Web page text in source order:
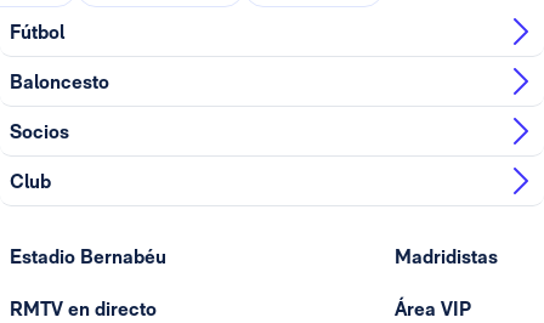
Fútbol
Baloncesto
Socios
Club
Estadio Bernabéu
RMTV en directo
Madridistas
Área VIP